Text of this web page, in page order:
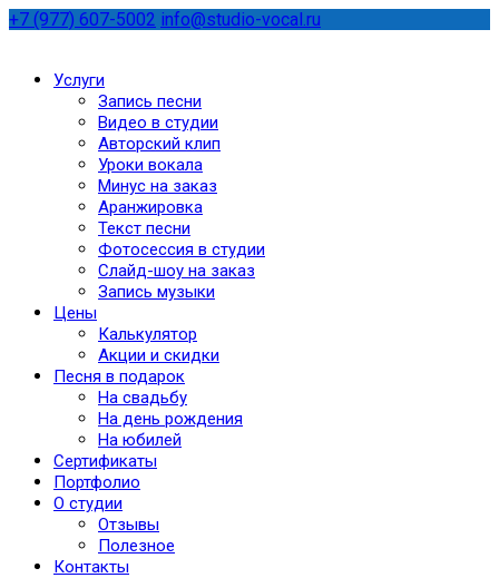
+7 (977) 607-5002 info@studio-vocal.ru
Услуги
Запись песни
Видео в студии
Авторский клип
Уроки вокала
Минус на заказ
Аранжировка
Текст песни
Фотосессия в студии
Слайд-шоу на заказ
Запись музыки
Цены
Калькулятор
Акции и скидки
Песня в подарок
На свадьбу
На день рождения
На юбилей
Сертификаты
Портфолио
О студии
Отзывы
Полезное
Контакты